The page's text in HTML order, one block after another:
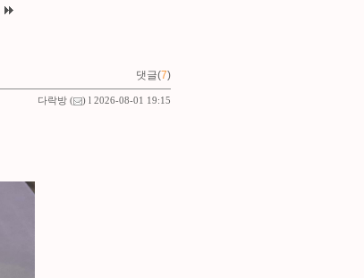
댓글(7)
다락방 ( ) l 2026-08-01 19:15